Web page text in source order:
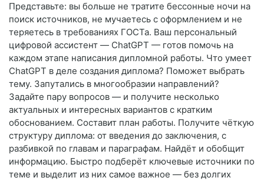
Представьте: вы больше не тратите бессонные ночи на
поиск источников, не мучаетесь с оформлением и не
теряетесь в требованиях ГОСТа. Ваш персональный
цифровой ассистент — ChatGPT — готов помочь на
каждом этапе написания дипломной работы. Что умеет
ChatGPT в деле создания диплома? Поможет выбрать
тему. Запутались в многообразии направлений?
Задайте пару вопросов — и получите несколько
актуальных и интересных вариантов с кратким
обоснованием. Составит план работы. Получите чёткую
структуру диплома: от введения до заключения, с
разбивкой по главам и параграфам. Найдёт и обобщит
информацию. Быстро подберёт ключевые источники по
теме и выделит из них самое важное — без долгих